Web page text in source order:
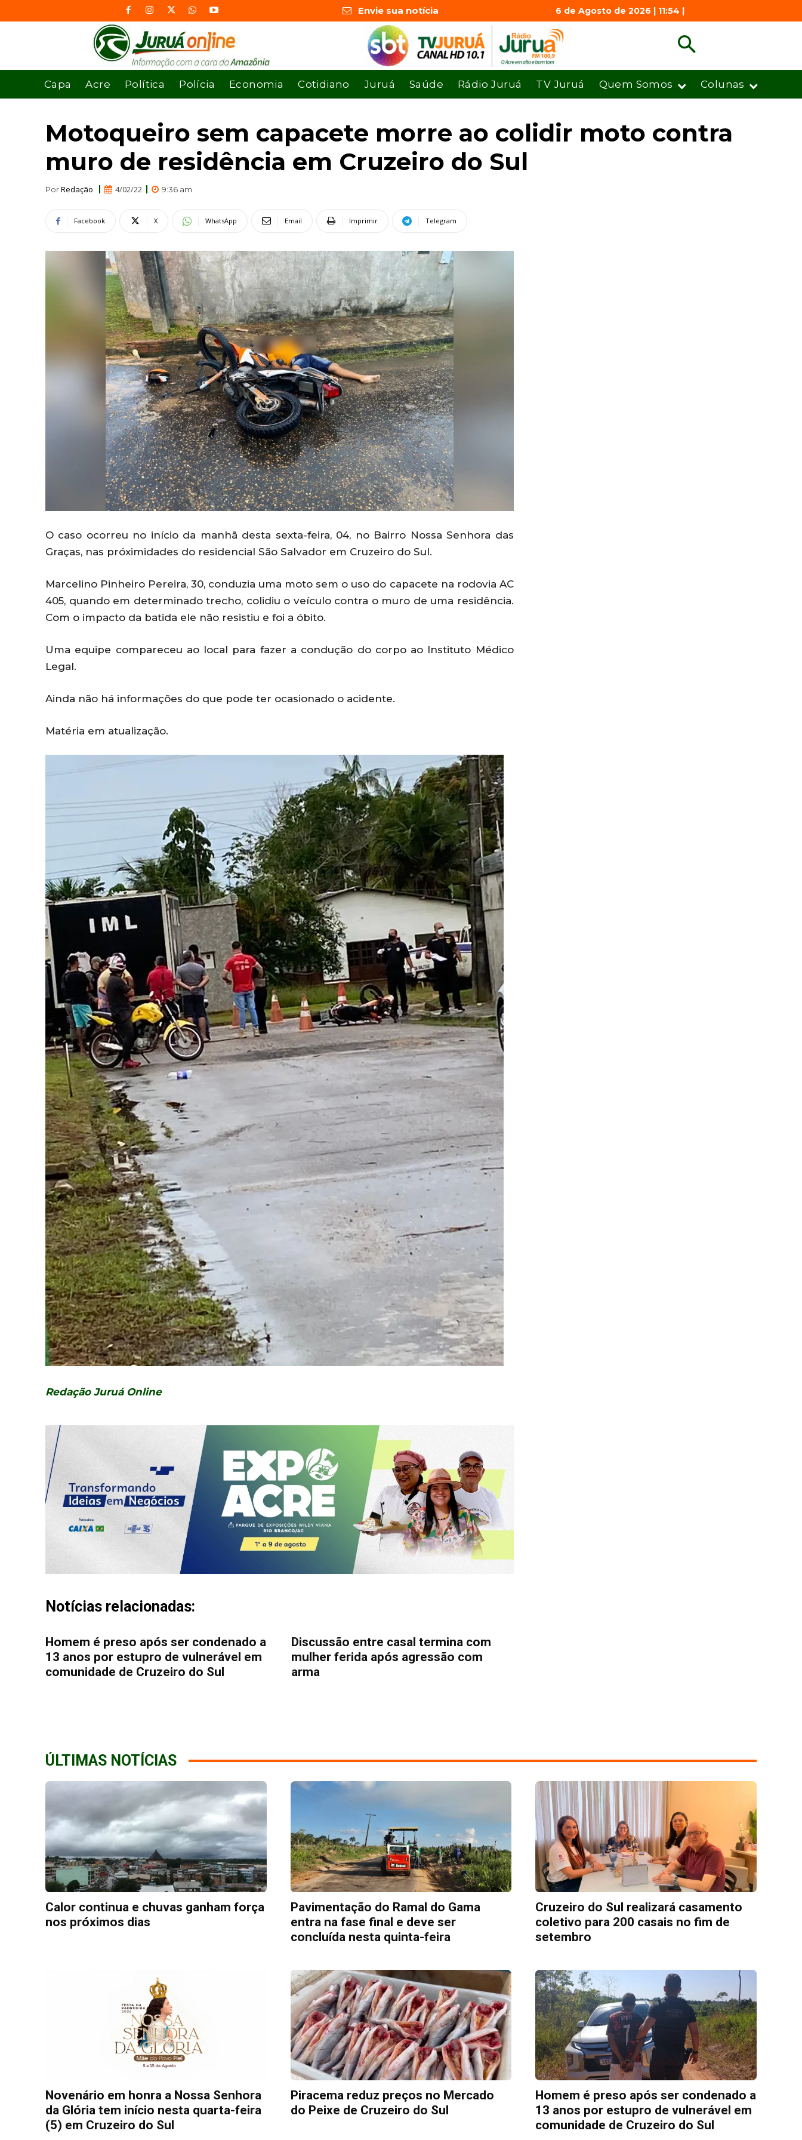
Envie sua notícia 6 de Agosto de 2026 | 11:54 |
Capa Acre Política Polícia Economia Cotidiano Juruá Saúde Rádio Juruá TV Juruá Quem Somos Colunas
Motoqueiro sem capacete morre ao colidir moto contra
muro de residência em Cruzeiro do Sul
PorRedação 4/02/22 9:36 am
Facebook X WhatsApp Email Imprimir Telegram
O caso ocorreu no início da manhã desta sexta-feira, 04, no Bairro Nossa Senhora das
Graças, nas próximidades do residencial São Salvador em Cruzeiro do Sul.
Marcelino Pinheiro Pereira, 30, conduzia uma moto sem o uso do capacete na rodovia AC
405, quando em determinado trecho, colidiu o veículo contra o muro de uma residência.
Com o impacto da batida ele não resistiu e foi a óbito.
Uma equipe compareceu ao local para fazer a condução do corpo ao Instituto Médico
Legal.
Ainda não há informações do que pode ter ocasionado o acidente.
Matéria em atualização.
Redação Juruá Online
Notícias relacionadas:
Homem é preso após ser condenado a
13 anos por estupro de vulnerável em
comunidade de Cruzeiro do Sul
Discussão entre casal termina com
mulher ferida após agressão com
arma
ÚLTIMAS NOTÍCIAS
Calor continua e chuvas ganham força
nos próximos dias
Pavimentação do Ramal do Gama
entra na fase final e deve ser
concluída nesta quinta-feira
Cruzeiro do Sul realizará casamento
coletivo para 200 casais no fim de
setembro
Novenário em honra a Nossa Senhora
da Glória tem início nesta quarta-feira
(5) em Cruzeiro do Sul
Piracema reduz preços no Mercado
do Peixe de Cruzeiro do Sul
Homem é preso após ser condenado a
13 anos por estupro de vulnerável em
comunidade de Cruzeiro do Sul